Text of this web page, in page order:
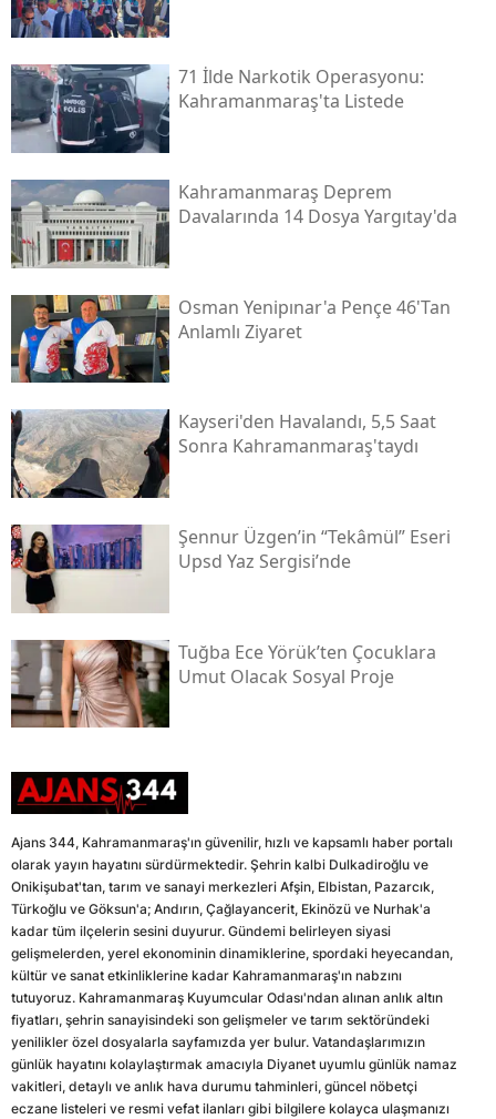
71 İlde Narkotik Operasyonu:
Kahramanmaraş'ta Listede
Kahramanmaraş Deprem
Davalarında 14 Dosya Yargıtay'da
Osman Yenipınar'a Pençe 46'tan
Anlamlı Ziyaret
Kayseri'den Havalandı, 5,5 Saat
Sonra Kahramanmaraş'taydı
Şennur Üzgen’in “tekâmül” Eseri
Upsd Yaz Sergisi’nde
Tuğba Ece Yörük’ten Çocuklara
Umut Olacak Sosyal Proje
Ajans 344, Kahramanmaraş'ın güvenilir, hızlı ve kapsamlı haber portalı
olarak yayın hayatını sürdürmektedir. Şehrin kalbi Dulkadiroğlu ve
Onikişubat'tan, tarım ve sanayi merkezleri Afşin, Elbistan, Pazarcık,
Türkoğlu ve Göksun'a; Andırın, Çağlayancerit, Ekinözü ve Nurhak'a
kadar tüm ilçelerin sesini duyurur. Gündemi belirleyen siyasi
gelişmelerden, yerel ekonominin dinamiklerine, spordaki heyecandan,
kültür ve sanat etkinliklerine kadar Kahramanmaraş'ın nabzını
tutuyoruz. Kahramanmaraş Kuyumcular Odası'ndan alınan anlık altın
fiyatları, şehrin sanayisindeki son gelişmeler ve tarım sektöründeki
yenilikler özel dosyalarla sayfamızda yer bulur. Vatandaşlarımızın
günlük hayatını kolaylaştırmak amacıyla Diyanet uyumlu günlük namaz
vakitleri, detaylı ve anlık hava durumu tahminleri, güncel nöbetçi
eczane listeleri ve resmi vefat ilanları gibi bilgilere kolayca ulaşmanızı